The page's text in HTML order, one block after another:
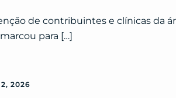
de contribuintes e clínicas da
para […]
2, 2026